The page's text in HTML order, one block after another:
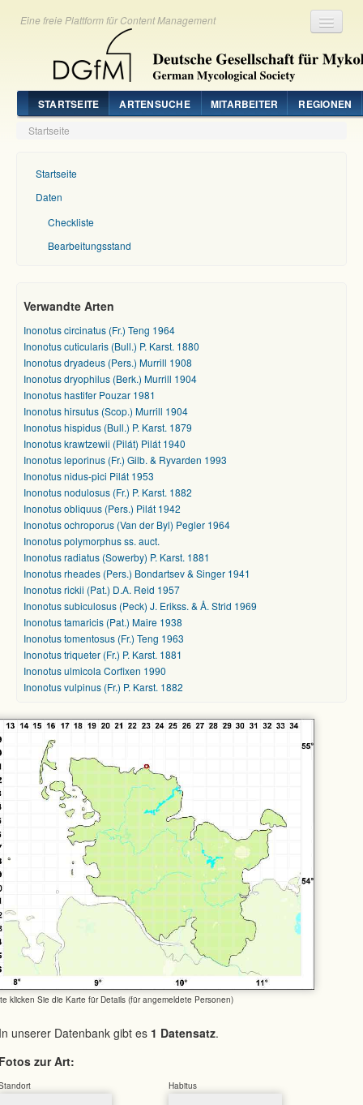
Eine freie Plattform für Content Management
STARTSEITE ARTENSUCHE MITARBEITER REGIONEN
Startseite
Startseite
Daten
Checkliste
Bearbeitungsstand
Verwandte Arten
Inonotus circinatus (Fr.) Teng 1964
Inonotus cuticularis (Bull.) P. Karst. 1880
Inonotus dryadeus (Pers.) Murrill 1908
Inonotus dryophilus (Berk.) Murrill 1904
Inonotus hastifer Pouzar 1981
Inonotus hirsutus (Scop.) Murrill 1904
Inonotus hispidus (Bull.) P. Karst. 1879
Inonotus krawtzewii (Pilát) Pilát 1940
Inonotus leporinus (Fr.) Gilb. & Ryvarden 1993
Inonotus nidus-pici Pilát 1953
Inonotus nodulosus (Fr.) P. Karst. 1882
Inonotus obliquus (Pers.) Pilát 1942
Inonotus ochroporus (Van der Byl) Pegler 1964
Inonotus polymorphus ss. auct.
Inonotus radiatus (Sowerby) P. Karst. 1881
Inonotus rheades (Pers.) Bondartsev & Singer 1941
Inonotus rickii (Pat.) D.A. Reid 1957
Inonotus subiculosus (Peck) J. Erikss. & Å. Strid 1969
Inonotus tamaricis (Pat.) Maire 1938
Inonotus tomentosus (Fr.) Teng 1963
Inonotus triqueter (Fr.) P. Karst. 1881
Inonotus ulmicola Corfixen 1990
Inonotus vulpinus (Fr.) P. Karst. 1882
klicken Sie die Karte für Details (für angemeldete Personen)
unserer Datenbank gibt es 1 Datensatz.
zur Art:
Habitus